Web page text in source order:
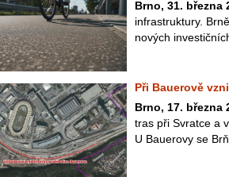
Brno, 31. března
infrastruktury.
nových
Při Bauerově
Brno, 17. března
tras při Svratce a
U Bauerovy se